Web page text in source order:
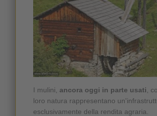
I mulini, ancora oggi in parte usati ,
loro natura rappresentano
esclusivamente della rendita agraria.